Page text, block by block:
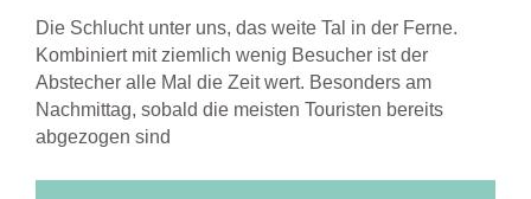
Die Schlucht unter uns, das weite Tal in der Ferne.
Kombiniert mit ziemlich wenig Besucher ist der
Abstecher alle Mal die Zeit wert. Besonders am
Nachmittag, sobald die meisten Touristen bereits
abgezogen sind